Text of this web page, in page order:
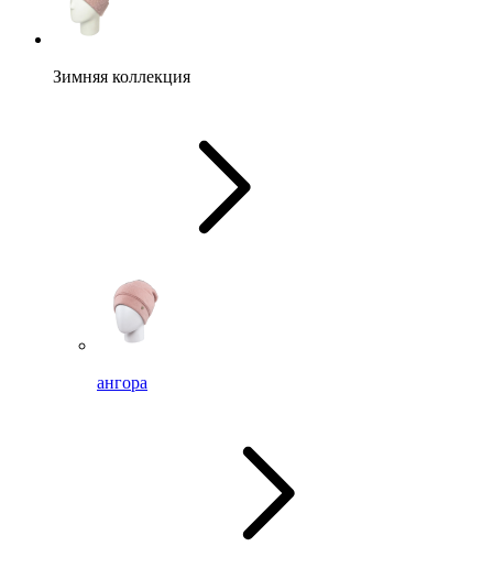
Зимняя коллекция
ангора